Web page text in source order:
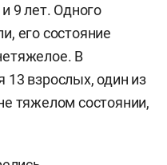
9 лет. Одного
его состояние
В
13 взрослых, один из
тяжелом состоянии,